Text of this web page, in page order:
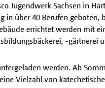
Jugendwerk Sachsen in
über 40 Berufen geboten,
errichtet werden mit
-gärtnerei
werden. Ab
Vielzahl von